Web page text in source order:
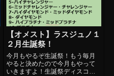
【オメスト】ラスジュノ１
２月生誕祭！
今月もやるぞ生誕祭！もう毎月
やると決めたので今月もやって
いきますよ！生誕祭ディスコー